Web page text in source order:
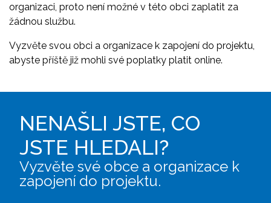
organizaci, proto není možné v této obci zaplatit za
žádnou službu.
Vyzvěte svou obci a organizace k zapojení do projektu,
abyste příště již mohli své poplatky platit online.
NENAŠLI JSTE, CO
JSTE HLEDALI?
Vyzvěte své obce a organizace k
zapojení do projektu.